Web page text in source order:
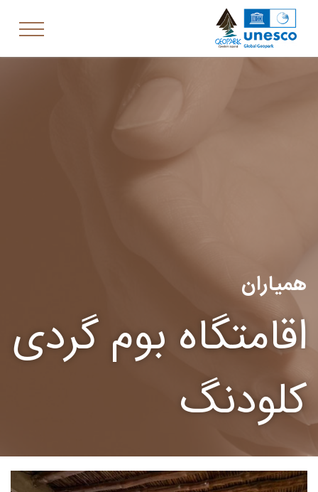
همیاران
اقامتگاه بوم گردی
کلودنگ